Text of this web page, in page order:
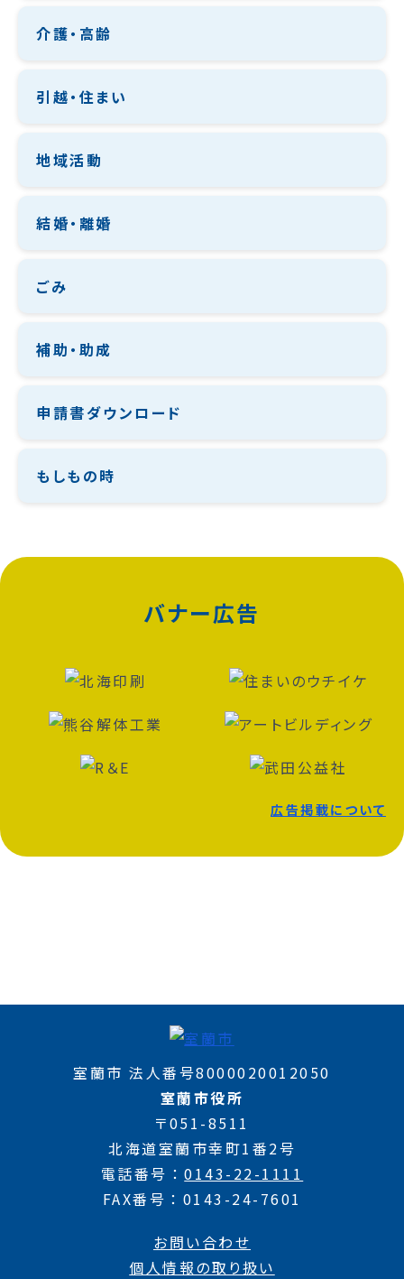
介護・高齢
引越・住まい
地域活動
結婚・離婚
ごみ
補助・助成
申請書ダウンロード
もしもの時
バナー広告
広告掲載について
室蘭市 法人番号8000020012050
室蘭市役所
〒051-8511
北海道室蘭市幸町1番2号
電話番号
0143-22-1111
FAX番号
0143-24-7601
お問い合わせ
個人情報の取り扱い